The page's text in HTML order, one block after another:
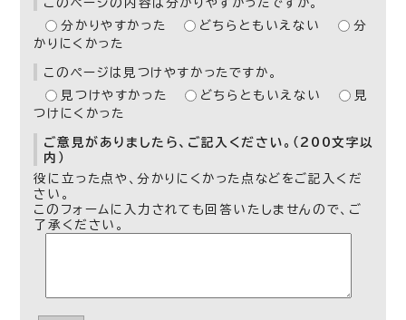
このページの内容は分かりやすかったですか。
分かりやすかった
どちらともいえない
分
かりにくかった
このページは見つけやすかったですか。
見つけやすかった
どちらともいえない
見
つけにくかった
ご意見がありましたら、ご記入ください。（200文字以
内）
役に立った点や、分かりにくかった点などをご記入くだ
さい。
このフォームに入力されても回答いたしませんので、ご
了承ください。